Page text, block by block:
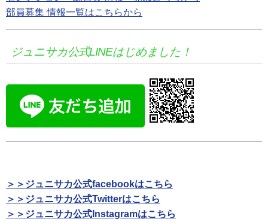
部員募集 情報一覧はこちらから
ジュニサカ公式LINEはじめました！
＞＞ジュニサカ公式facebookはこちら
＞＞ジュニサカ公式Twitterはこちら
＞＞ジュニサカ公式Instagramはこちら